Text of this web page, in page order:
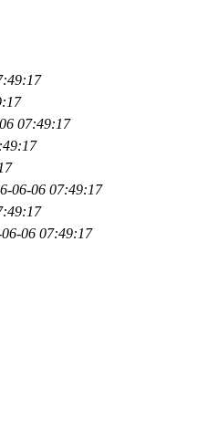
07:49:17
06-06 07:49:17
06 07:49:17